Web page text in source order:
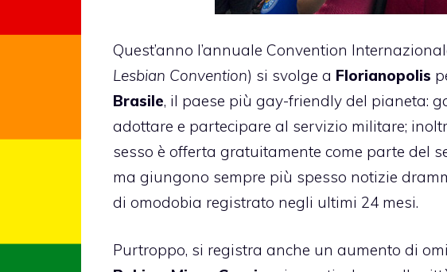
Quest’anno l’annuale Convention
Lesbian Convention) si svolge a Florianopolis
Brasile, il paese più gay-friendly del pianeta:
adottare e partecipare al servizio militare;
sesso è offerta gratuitamente come parte del
ma giungono sempre più spesso notizie
di omodobia registrato negli ultimi 24 mesi.
Purtroppo, si registra anche un aumento di